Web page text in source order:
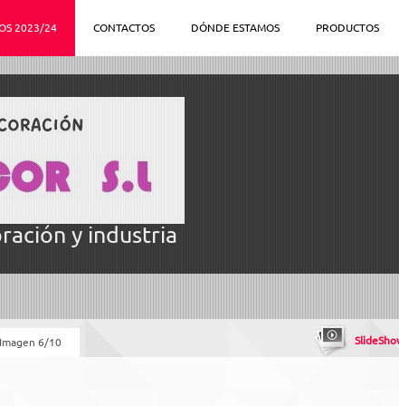
y industria
2023/24 CONTACTOS DÓNDE ESTAMOS PRODUCTOS
6/10